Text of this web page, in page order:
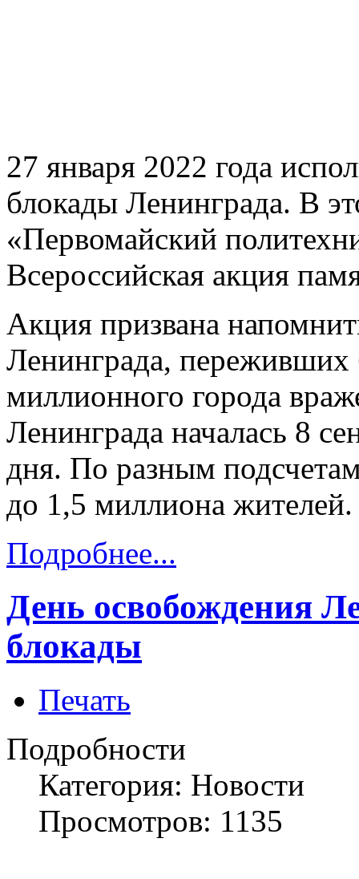
27 января 2022 года
блокады Ленинграда. В
«Первомайский
Всероссийская акция
Акция призвана
Ленинграда, переживших
миллионного города
Ленинграда началась 8
дня. По разным
до 1,5 миллиона жителей.
Подробнее...
День освобождения
блокады
Печать
Подробности
Категория: Новости
Просмотров: 1135